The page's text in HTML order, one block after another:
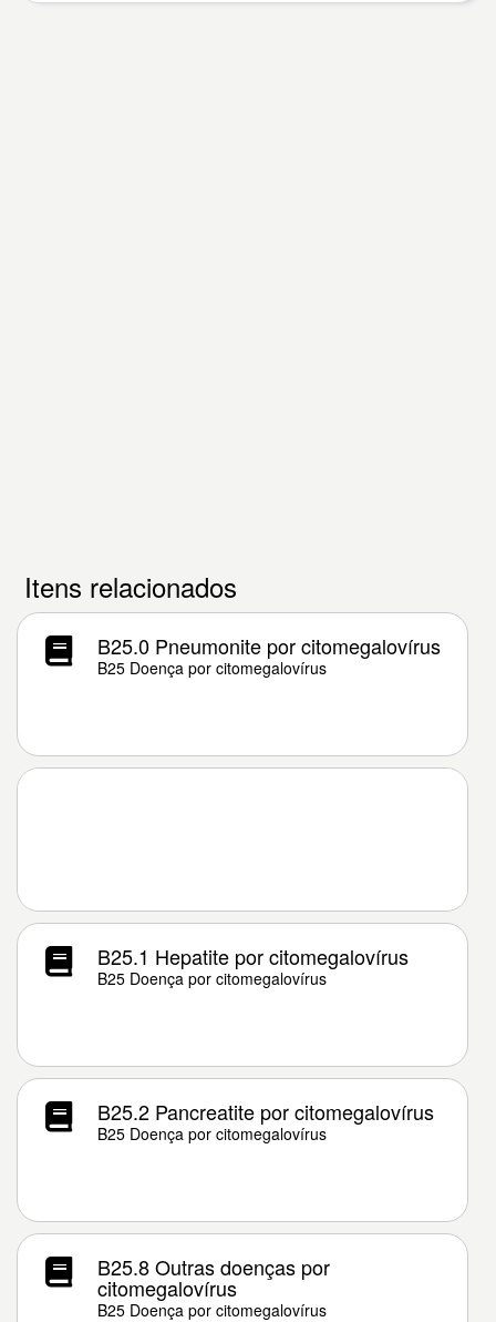
Itens relacionados
B25.0 Pneumonite por citomegalovírus
B25 Doença por citomegalovírus
B25.1 Hepatite por citomegalovírus
B25 Doença por citomegalovírus
B25.2 Pancreatite por citomegalovírus
B25 Doença por citomegalovírus
B25.8 Outras doenças por
citomegalovírus
B25 Doença por citomegalovírus